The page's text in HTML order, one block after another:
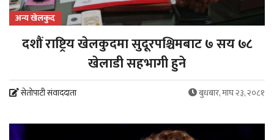
अन्य खेलकुद
दशौं राष्ट्रिय खेलकुदमा सुदूरपश्चिमबाट ७ सय ७८
खेलाडी सहभागी हुने
सेतोपाटी संवाददाता बुधबार, माघ २३, २०८१